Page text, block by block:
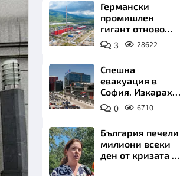
ХРАНА
ИКОНОМИКА
Германски
промишлен
гигант отново
позлатява наш
град
3 28622
Спешна
евакуация в
София. Изкараха
хиляди на
улицата
0 6710
България печели
милиони всеки
ден от кризата по